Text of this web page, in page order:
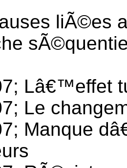
liÃ©es
Lâ€™effet
Le
Manque